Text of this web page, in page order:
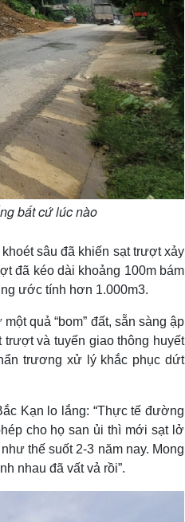
bất cứ lúc nào
sâu đã khiến sạt trượt xảy
đã kéo dài khoảng 100m bám
ước tính hơn 1.000m3.
quả “bom” đất, sẵn sàng ập
và tuyến giao thông huyết
trương xử lý khắc phục dứt
Kạn lo lắng: “Thực tế đường
cho họ san ủi thì mới sạt lở
thế suốt 2-3 năm nay. Mong
nhau đã vất vả rồi”.